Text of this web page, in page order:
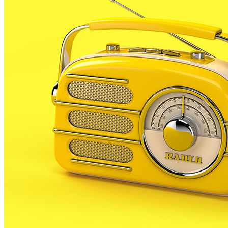
Segons ha informat la Policia Local de Palafolls, pels
volts de dos quarts d’11 de la nit es va rebre una
trucada alertant, en un inici, d’un accident a la zona
La informació que alertava de l’accident la va donar
un dels ferits, i va portar a una confusió inicial, ja que
els diversos efectius d’emergències van desplaçar-se
fins a l’indret proper a aquesta indústria sense trobar
rastre de cap accident.
Gràcies a les comunicacions posteriors entre la Policia
i la persona alertant es va poder determinar que el